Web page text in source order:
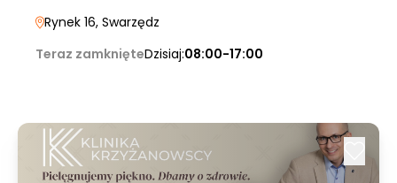
Rynek 16, Swarzędz
Teraz zamknięteDzisiaj:08:00-17:00